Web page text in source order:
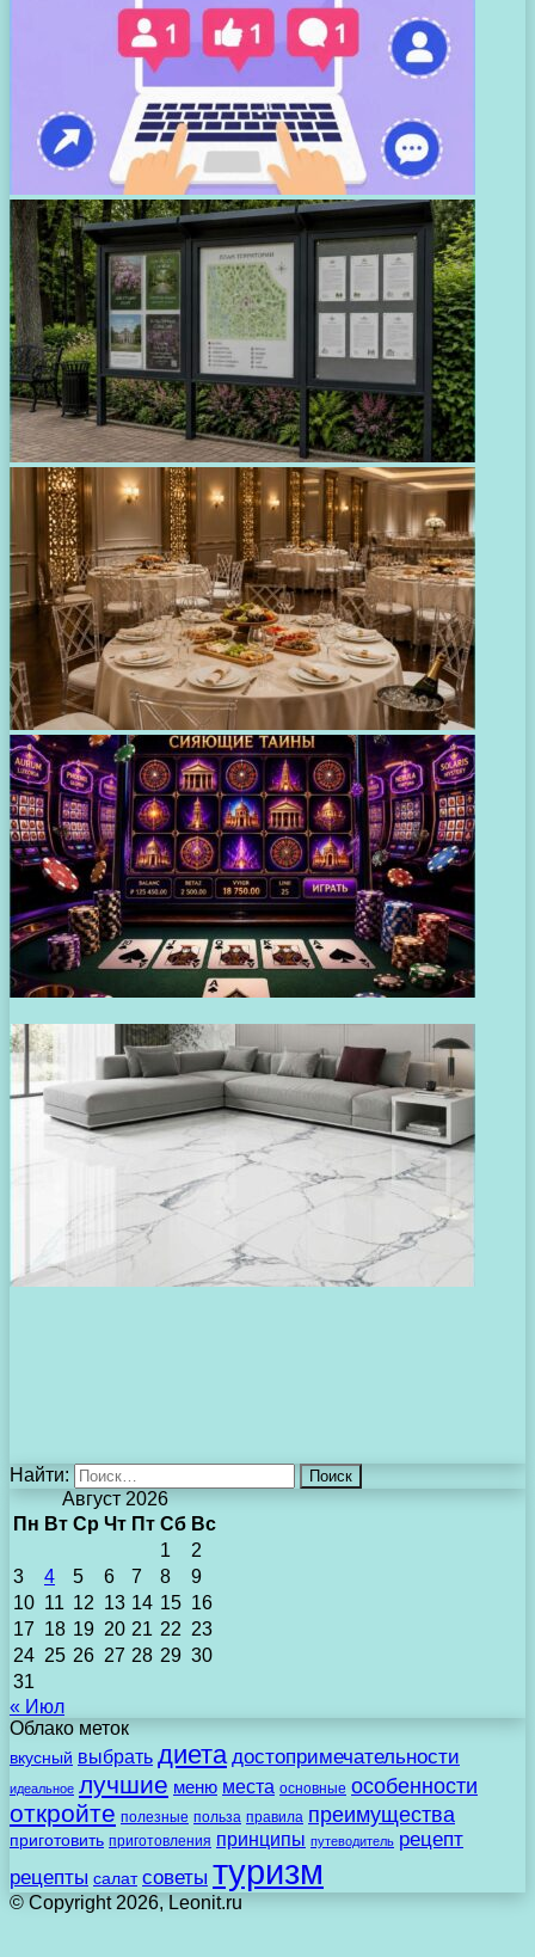
Найти:
Август 2026
Пн Вт Ср Чт Пт Сб Вс
1
2
3
4 5 6 7 8
9
10 11 12 13 14 15 16
17 18 19 20 21 22 23
24 25 26 27 28 29 30
31
« Июл
Облако меток
вкусный выбрать диета достопримечательности
идеальное лучшие меню места основные особенности
откройте полезные польза правила преимущества
приготовить приготовления принципы путеводитель рецепт
рецепты салат советы туризм
© Copyright 2026, Leonit.ru